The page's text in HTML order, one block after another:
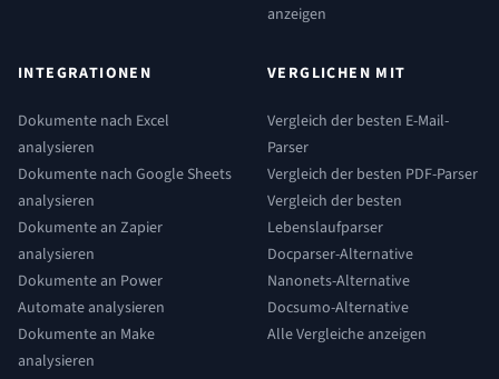
anzeigen
INTEGRATIONEN
Dokumente nach Excel
analysieren
Dokumente nach Google Sheets
analysieren
Dokumente an Zapier
analysieren
Dokumente an Power
Automate analysieren
Dokumente an Make
analysieren
VERGLICHEN MIT
Vergleich der besten E-Mail-
Parser
Vergleich der besten PDF-Parser
Vergleich der besten
Lebenslaufparser
Docparser-Alternative
Nanonets-Alternative
Docsumo-Alternative
Alle Vergleiche anzeigen